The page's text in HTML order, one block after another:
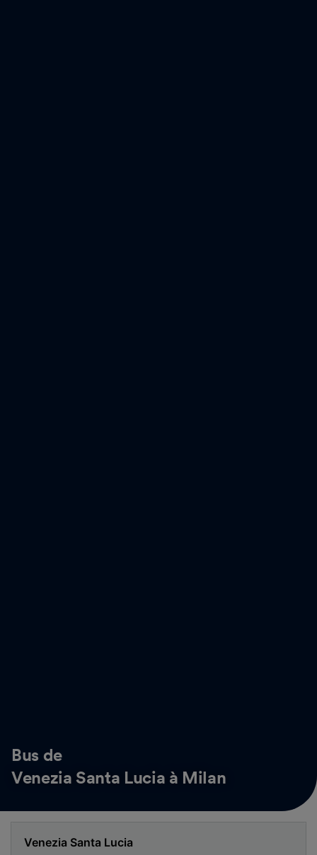
Bus de
Venezia Santa Lucia à Milan